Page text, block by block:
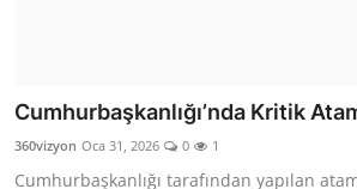
Cumhurbaşkanlığı’nda Kritik
360vizyon Oca 31, 2026 0 1
Cumhurbaşkanlığı tarafından yapılan